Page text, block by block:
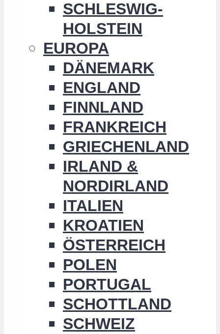
SCHLESWIG-
HOLSTEIN
EUROPA
DÄNEMARK
ENGLAND
FINNLAND
FRANKREICH
GRIECHENLAND
IRLAND &
NORDIRLAND
ITALIEN
KROATIEN
ÖSTERREICH
POLEN
PORTUGAL
SCHOTTLAND
SCHWEIZ